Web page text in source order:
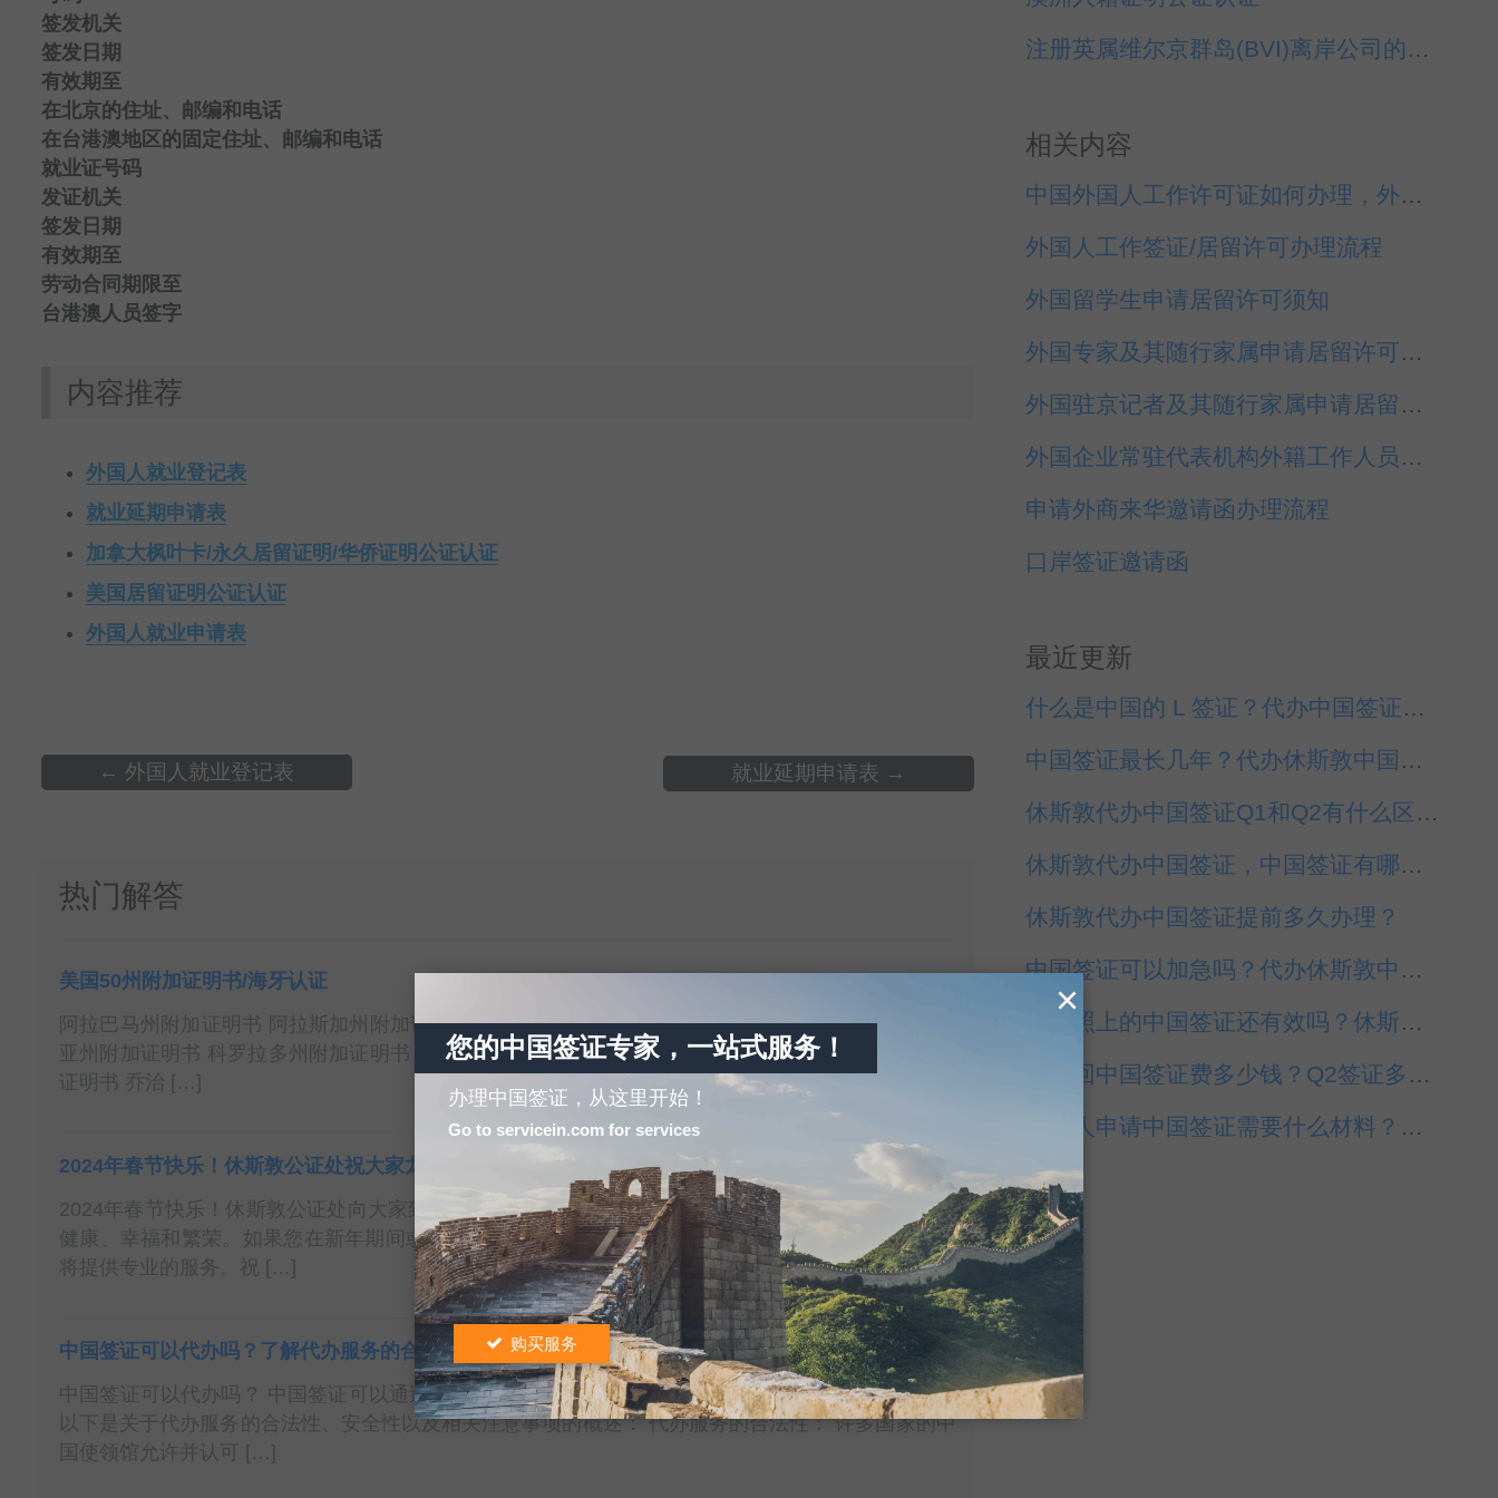
签发机关
签发日期
有效期至
在北京的住址、邮编和电话
在台港澳地区的固定住址、邮编和电话
就业证号码
发证机关
签发日期
有效期至
劳动合同期限至
台港澳人员签字
内容推荐
外国人就业登记表
就业延期申请表
加拿大枫叶卡/永久居留证明/华侨证明公证认证
美国居留证明公证认证
外国人就业申请表
← 外国人就业登记表 就业延期申请表 →
热门解答
美国50州附加证明书/海牙认证
阿拉巴马州附加证明书 阿拉斯加州附加证明书 亚利桑那州附加证明书 阿肯色州附加证明书 加利福尼
亚州附加证明书 科罗拉多州附加证明书 康涅狄格州附加证明书 特拉华州附加证明书 佛罗里达州附加
证明书 乔治 […]
2024年春节快乐！休斯敦公证处祝大家龙年吉祥
2024年春节快乐！休斯敦公证处向大家致以最诚挚的新年祝福。愿这个新的一年为您和您的家人带来
健康、幸福和繁荣。如果您在新年期间或之后有任何公证相关的需求，休斯敦公证处随时欢迎您，并
将提供专业的服务。祝 […]
中国签证可以代办吗？了解代办服务的合法性和安全性
中国签证可以代办吗？ 中国签证可以通过代理办理，包括个人代理、旅行社或专门的签证代办机构。
以下是关于代办服务的合法性、安全性以及相关注意事项的概述： 代办服务的合法性： 许多国家的中
国使领馆允许并认可 […]
注册英属维尔京群岛(BVI)离岸公司的优势及要求
相关内容
中国外国人工作许可证如何办理，外国人来华工作
外国人工作签证/居留许可办理流程
外国留学生申请居留许可须知
外国专家及其随行家属申请居留许可须知
外国驻京记者及其随行家属申请居留许可须知
外国企业常驻代表机构外籍工作人员及其随行家属申请居留许可须知
申请外商来华邀请函办理流程
口岸签证邀请函
最近更新
什么是中国的 L 签证？代办中国签证休斯敦
中国签证最长几年？代办休斯敦中国签证
休斯敦代办中国签证Q1和Q2有什么区别？
休斯敦代办中国签证，中国签证有哪几种？
休斯敦代办中国签证提前多久办理？
中国签证可以加急吗？代办休斯敦中国签证
旧护照上的中国签证还有效吗？休斯敦代办中国签证
美国回中国签证费多少钱？Q2签证多少钱？
美国人申请中国签证需要什么材料？休斯敦代办
您的中国签证专家，一站式服务！
办理中国签证，从这里开始！
×
购买服务
Go to servicein.com for services